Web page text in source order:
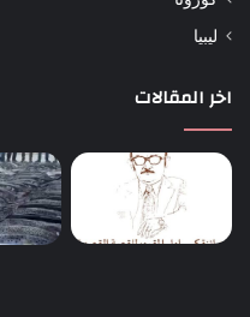
ليبيا
اخر المقالات